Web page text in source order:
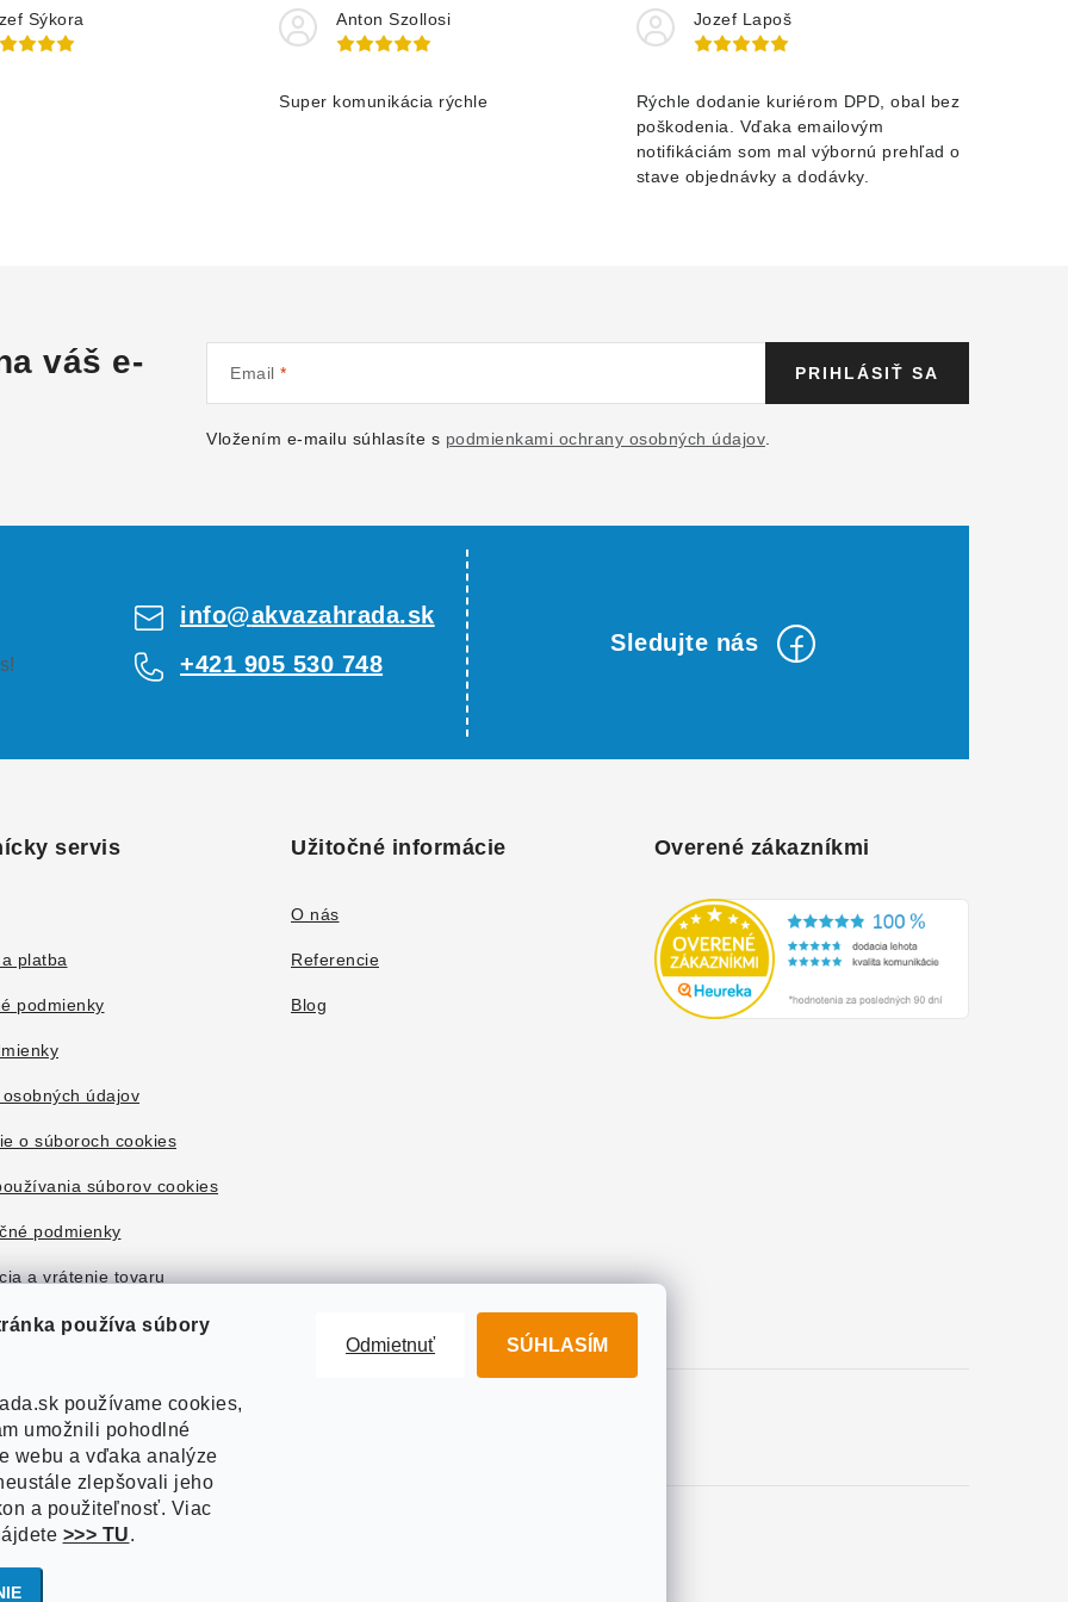
používa súbory
používame cookies,
umožnili pohodlné
webu a vďaka analýze
zlepšovali jeho
a použiteľnosť. Viac
>>> TU.
Odmietnuť SÚHLASÍM
Sýkora Anton Szollosi
Super komunikácia rýchle
Jozef Lapoš
Rýchle dodanie kuriérom DPD, obal bez
poškodenia. Vďaka emailovým
notifikáciám som mal výbornú prehľad o
stave objednávky a dodávky.
váš e-
Email
Vložením e-mailu súhlasíte s podmienkami ochrany osobných údajov
PRIHLÁSIŤ SA
info@akvazahrada.sk
+421 905 530 748
servis
platba
podmienky
údajov
o súboroch cookies
súborov cookies
podmienky
a vrátenie tovaru
Užitočné informácie
O nás
Referencie
Blog
Overené zákazníkmi
2026Akvazahrada.sk